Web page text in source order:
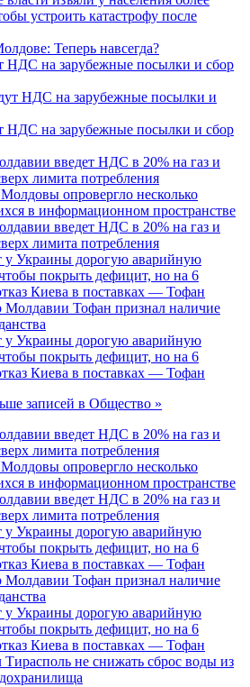
Теперь навсегда?
НДС на зарубежные посылки и сбор
НДС на зарубежные посылки и сбор
введет НДС в 20% на газ и
лимита потребления
введет НДС в 20% на газ и
лимита потребления
у Украины дорогую аварийную
покрыть дефицит, но на 6
Киева в поставках — Тофан
у Украины дорогую аварийную
покрыть дефицит, но на 6
Киева в поставках — Тофан
записей в Общество »
введет НДС в 20% на газ и
лимита потребления
введет НДС в 20% на газ и
лимита потребления
у Украины дорогую аварийную
покрыть дефицит, но на 6
Киева в поставках — Тофан
у Украины дорогую аварийную
покрыть дефицит, но на 6
Киева в поставках — Тофан
не снижать сброс воды из